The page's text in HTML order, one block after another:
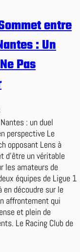
entre
: Un
Pas
: un duel
perspective Le
opposant Lens à
d’être un véritable
les amateurs de
équipes de Ligue 1
en découdre sur le
affrontement qui
et plein de
Le Racing Club de